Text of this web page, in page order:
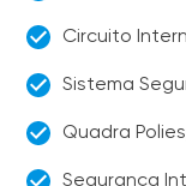
Circuito
Sistema
Quadra
Segurança